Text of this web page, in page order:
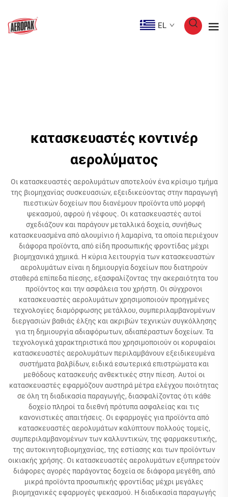
EL
κατασκευαστές κοντινέρ
αερολύματος
Οι κατασκευαστές αερολυμάτων αποτελούν ένα κρίσιμο τμήμα
της βιομηχανίας συσκευασιών, εξειδικεύοντας στην παραγωγή
πιεστικών δοχείων που διανέμουν προϊόντα υπό μορφή
ψεκασμού, αφρού ή νέφους. Οι κατασκευαστές αυτοί
σχεδιάζουν και παράγουν μεταλλικά δοχεία, συνήθως
κατασκευασμένα από αλουμίνιο ή λαμαρίνα, τα οποία περιέχουν
διάφορα προϊόντα, από είδη προσωπικής φροντίδας μέχρι
βιομηχανικά χημικά. Η κύρια λειτουργία των κατασκευαστών
αερολυμάτων είναι η δημιουργία δοχείων που διατηρούν
σταθερά επίπεδα πίεσης, εξασφαλίζοντας την ακεραιότητα του
προϊόντος και την ασφάλεια του χρήστη. Οι σύγχρονοι
κατασκευαστές αερολυμάτων χρησιμοποιούν προηγμένες
τεχνολογίες διαμόρφωσης μετάλλου, συμπεριλαμβανομένων
διεργασιών βαθιάς έλξης και ακριβών τεχνικών συγκόλλησης
για τη δημιουργία αδιαφόρωτων, αδιαπέραστων δοχείων. Τα
τεχνολογικά χαρακτηριστικά που χρησιμοποιούν οι κορυφαίοι
κατασκευαστές αερολυμάτων περιλαμβάνουν εξειδικευμένα
συστήματα βαλβίδων, ειδικά εσωτερικά επιστρώματα και
μεθόδους κατασκευής ανθεκτικές στην πίεση. Αυτοί οι
κατασκευαστές εφαρμόζουν αυστηρά μέτρα ελέγχου ποιότητας
σε όλη τη διαδικασία παραγωγής, διασφαλίζοντας ότι κάθε
δοχείο πληροί τα διεθνή πρότυπα ασφαλείας και τις
κανονιστικές απαιτήσεις. Οι εφαρμογές για προϊόντα από
κατασκευαστές αερολυμάτων καλύπτουν πολλούς τομείς,
συμπεριλαμβανομένων των καλλυντικών, της φαρμακευτικής,
της αυτοκινητοβιομηχανίας, της εστίασης και των προϊόντων
οικιακής χρήσης. Οι κατασκευαστές αερολυμάτων εξυπηρετούν
διάφορες αγορές παράγοντας δοχεία σε διάφορα μεγέθη, από
μικρά προϊόντα προσωπικής φροντίδας μέχρι μεγάλες
βιομηχανικές εφαρμογές ψεκασμού. Η διαδικασία παραγωγής